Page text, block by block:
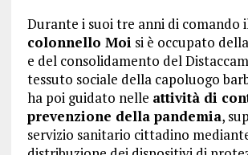
Durante i suoi tre anni di comando
colonnello Moi si è occupato
e del consolidamento del
tessuto sociale della capoluogo
ha poi guidato nelle attività di
prevenzione della pandemia,
servizio sanitario cittadino